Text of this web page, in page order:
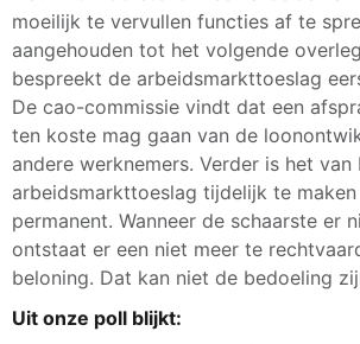
moeilijk te vervullen functies af te
aangehouden tot het volgende
bespreekt de arbeidsmarkttoeslag
De cao-commissie vindt dat een
ten koste mag gaan van de
andere werknemers. Verder is het
arbeidsmarkttoeslag tijdelijk te maken
permanent. Wanneer de schaarste er
ontstaat er een niet meer te
beloning. Dat kan niet de bedoeling
Uit onze poll blijkt: